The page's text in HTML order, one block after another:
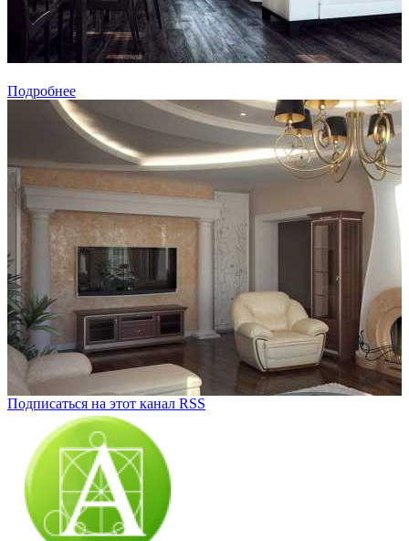
Подробнее
Подписаться на этот канал RSS